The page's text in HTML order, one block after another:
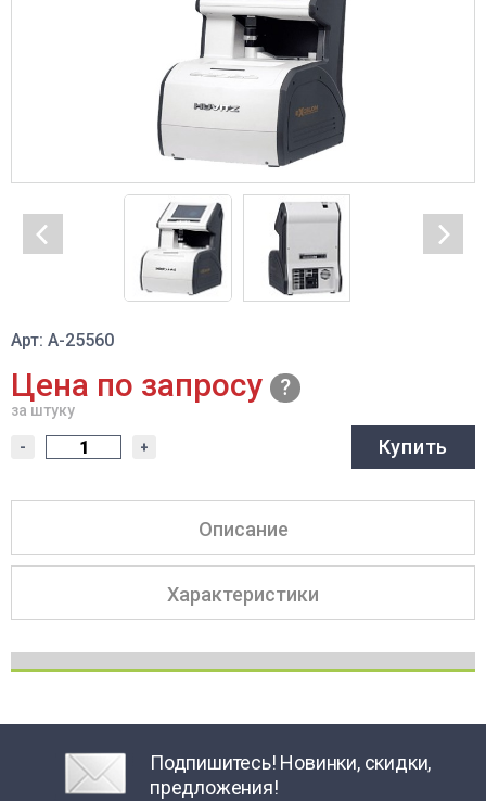
Арт: A-25560
Цена по запросу
за штуку
- + Купить
Описание
Характеристики
Подпишитесь! Новинки, скидки,
предложения!